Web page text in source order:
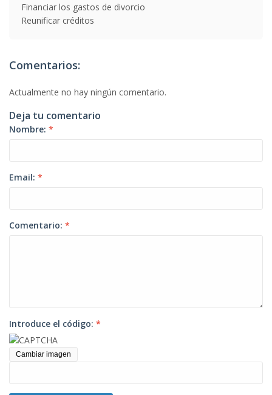
Financiar los gastos de divorcio
Reunificar créditos
Comentarios:
Actualmente no hay ningún comentario.
Deja tu comentario
Nombre: *
Email: *
Comentario: *
Introduce el código: *
Cambiar imagen